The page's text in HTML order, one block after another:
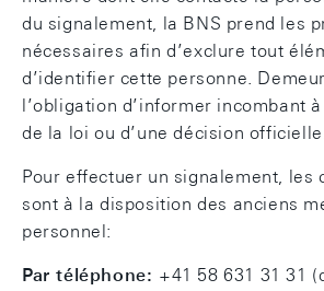
du signalement, la BNS prend les
nécessaires afin d’exclure tout
d’identifier cette personne.
l’obligation d’informer incombant
de la loi ou d’une décision
Pour effectuer un signalement, les
sont à la disposition des anciens
personnel:
Par téléphone: +41 58 631 31 31